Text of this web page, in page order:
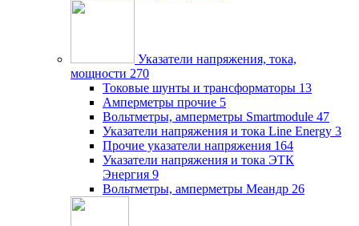
Указатели напряжения, тока,
мощности 270
Токовые шунты и трансформаторы 13
Амперметры прочие 5
Вольтметры, амперметры Smartmodule 47
Указатели напряжения и тока Line Energy 3
Прочие указатели напряжения 164
Указатели напряжения и тока ЭТК
Энергия 9
Вольтметры, амперметры Меандр 26